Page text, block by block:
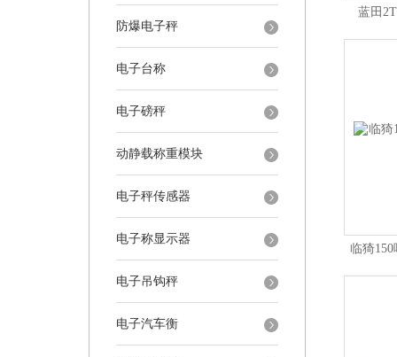
防爆电子秤
电子台称
电子磅秤
动静载称重模块
电子秤传感器
电子称显示器
电子吊钩秤
电子汽车衡
蓝田
临猗